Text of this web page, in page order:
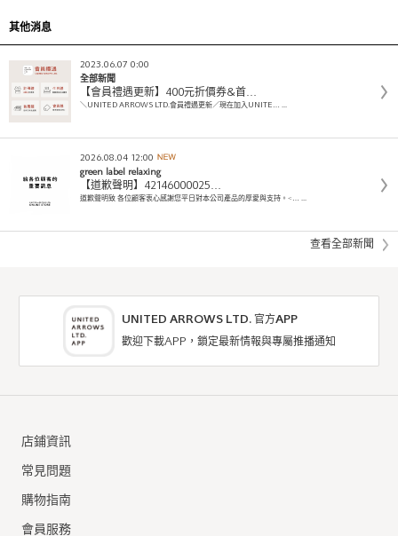
其他消息
2023.06.07 0:00
全部新聞
【會員禮遇更新】400元折價券&首…
＼UNITED ARROWS LTD.會員禮遇更新／現在加入UNITE… ...
2026.08.04 12:00
green label relaxing
【道歉聲明】42146000025…
道歉聲明致 各位顧客衷心感謝您平日對本公司產品的厚愛與支持。<… ...
查看全部新聞
UNITED ARROWS LTD. 官方APP
歡迎下載APP，鎖定最新情報與專屬推播通知
店鋪資訊
常見問題
購物指南
會員服務